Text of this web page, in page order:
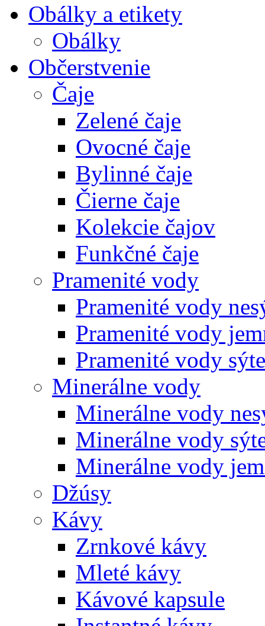
Obálky a etikety
Obálky
Občerstvenie
Čaje
Zelené čaje
Ovocné čaje
Bylinné čaje
Čierne čaje
Kolekcie čajov
Funkčné čaje
Pramenité vody
Pramenité vody
Pramenité vody
Pramenité vody
Minerálne vody
Minerálne vody
Minerálne vody
Minerálne vody
Džúsy
Kávy
Zrnkové kávy
Mleté kávy
Kávové kapsule